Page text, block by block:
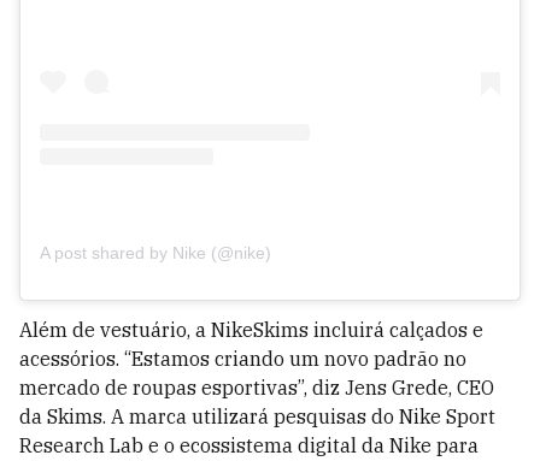
A post shared by Nike (@nike)
Além de vestuário, a NikeSkims incluirá calçados e
acessórios. “Estamos criando um novo padrão no
mercado de roupas esportivas”, diz Jens Grede, CEO
da Skims. A marca utilizará pesquisas do Nike Sport
Research Lab e o ecossistema digital da Nike para